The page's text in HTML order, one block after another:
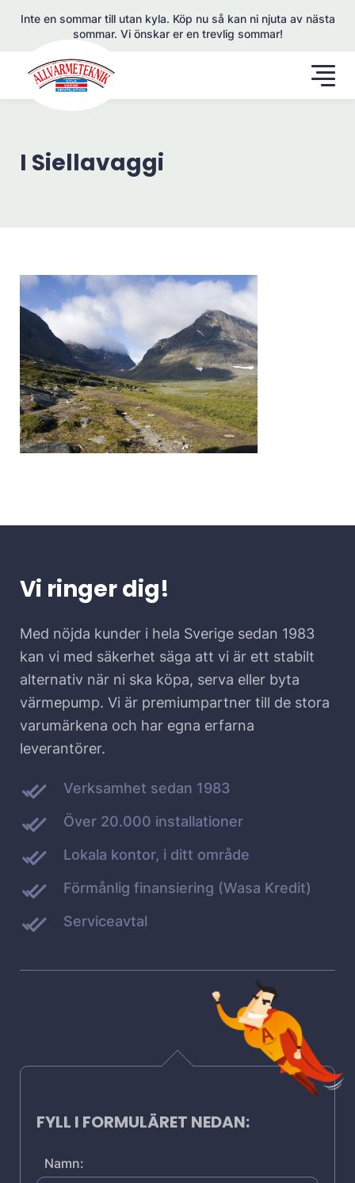
Inte en sommar till utan kyla. Köp nu så kan ni njuta av nästa
sommar. Vi önskar er en trevlig sommar!
I Siellavaggi
Vi ringer dig!
Med nöjda kunder i hela Sverige sedan 1983
kan vi med säkerhet säga att vi är ett stabilt
alternativ när ni ska köpa, serva eller byta
värmepump. Vi är premiumpartner till de stora
varumärkena och har egna erfarna
leverantörer.
Verksamhet sedan 1983
Över 20.000 installationer
Lokala kontor, i ditt område
Förmånlig finansiering (Wasa Kredit)
Serviceavtal
FYLL I FORMULÄRET NEDAN:
Namn: